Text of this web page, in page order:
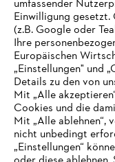
Unternehmen
Online Shop
IHR
umfassender
Einwilligung
(z.B. Google oder
Ihre
Europäischen
„Einstellungen" und
Details zu den von
Mit „Alle
Cookies und die
Mit „Alle ablehnen“,
nicht unbedingt
„Einstellungen“